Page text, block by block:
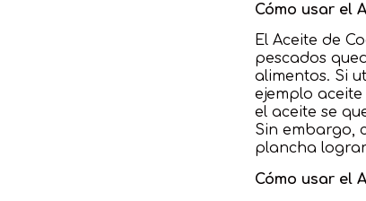
Cómo usar el
El Aceite de
pescados
alimentos. Si
ejemplo
el aceite se
Sin embargo,
plancha
Cómo usar el